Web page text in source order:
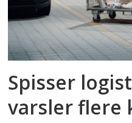
Spisser
varsler flere